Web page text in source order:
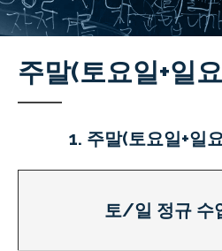
주말(토요일+일
1. 주말(토요일+일
토/일 정규 수